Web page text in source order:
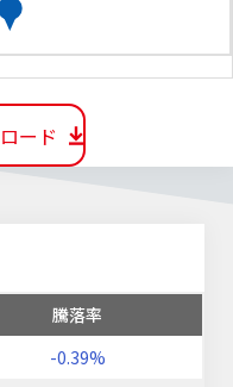
ード
騰落率
-0.39%